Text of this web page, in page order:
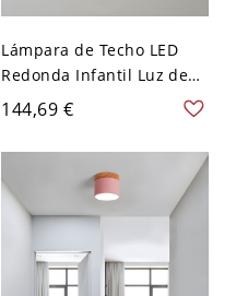
Lámpara de Techo LED
Redonda Infantil Luz de
Techo con Diseño de
Unicornio para Cuarto -
Rosa 110 A 120 V Luz
144,69 €